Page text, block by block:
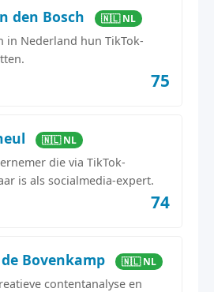
den Bosch 🇳🇱 NL
in Nederland hun TikTok-
75
🇳🇱 NL
die via TikTok-
is als socialmedia-expert.
74
Bovenkamp 🇳🇱 NL
contentanalyse en